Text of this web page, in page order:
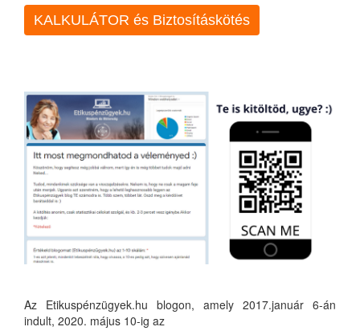
KALKULÁTOR és Biztosításkötés
Az Etikuspénzügyek.hu blogon, amely 2017.január 6-án
indult, 2020. május 10-ig az